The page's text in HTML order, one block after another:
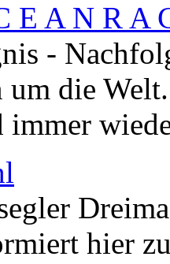
E A N R A
-
um die
immer
hier